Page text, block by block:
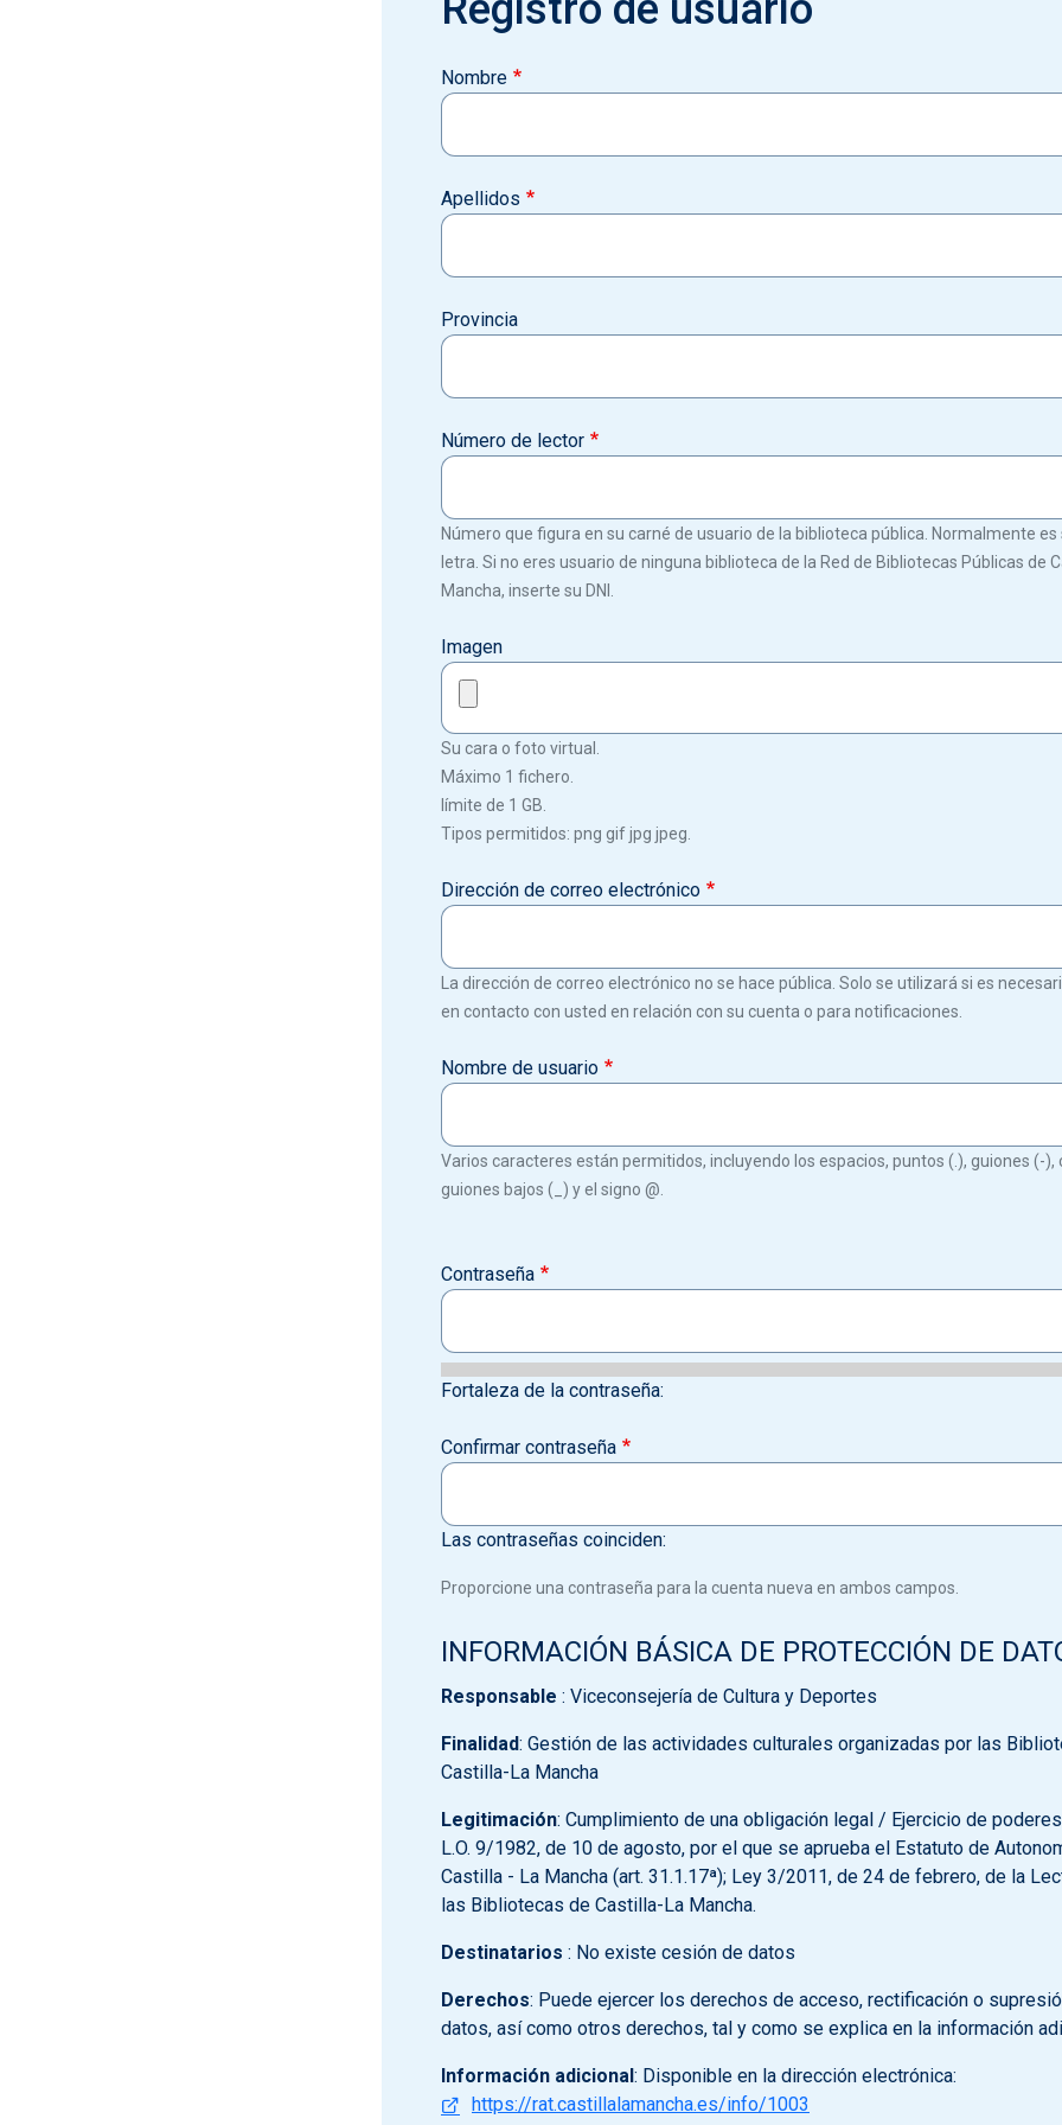
Nombre
Apellidos
Provincia
Número de lector
Número que figura en su carné de usuario de la biblioteca pública. Normalmente es
letra. Si no eres usuario de ninguna biblioteca de la Red de Bibliotecas Públicas de
Mancha, inserte su DNI.
Imagen
Su cara o foto virtual.
Máximo 1 fichero.
límite de 1 GB.
Tipos permitidos: png gif jpg jpeg.
Dirección de correo electrónico
La dirección de correo electrónico no se hace pública. Solo se utilizará si es
en contacto con usted en relación con su cuenta o para notificaciones.
Nombre de usuario
Varios caracteres están permitidos, incluyendo los espacios, puntos (.), guiones (-),
guiones bajos (_) y el signo @.
Contraseña
Fortaleza de la contraseña:
Confirmar contraseña
Las contraseñas coinciden:
Proporcione una contraseña para la cuenta nueva en ambos campos.
INFORMACIÓN BÁSICA DE PROTECCIÓN DE
Responsable : Viceconsejería de Cultura y Deportes
Finalidad: Gestión de las actividades culturales organizadas por las
Castilla-La Mancha
Legitimación: Cumplimiento de una obligación legal / Ejercicio de
L.O. 9/1982, de 10 de agosto, por el que se aprueba el Estatuto de
Castilla - La Mancha (art. 31.1.17ª); Ley 3/2011, de 24 de febrero, de la
las Bibliotecas de Castilla-La Mancha.
Destinatarios : No existe cesión de datos
Derechos: Puede ejercer los derechos de acceso, rectificación o
datos, así como otros derechos, tal y como se explica en la información
Información adicional: Disponible en la dirección electrónica:
https://rat.castillalamancha.es/info/1003